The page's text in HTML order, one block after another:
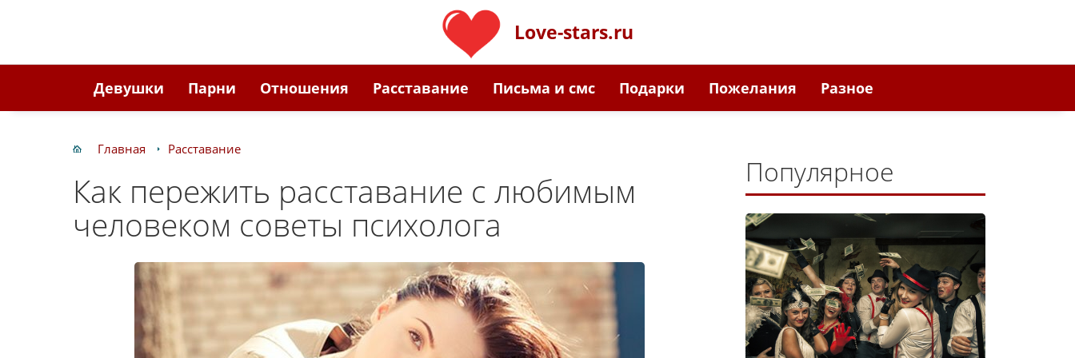
Love-stars.ru
Девушки Парни Отношения Расставание Письма и смс Подарки Пожелания Разное
Главная Расставание
Как пережить расставание с любимым
человеком советы психолога
Популярное